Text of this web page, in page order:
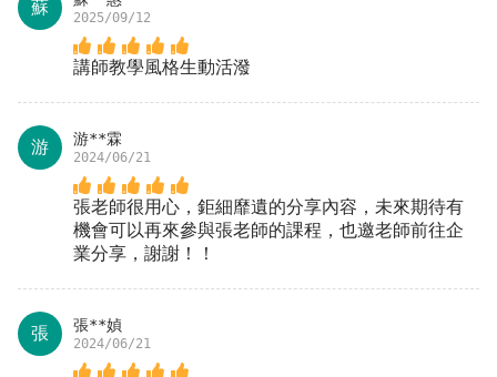
蘇 2025/09/12
講師教學風格生動活潑
游 游**霖
2024/06/21
張老師很用心，鉅細靡遺的分享內容，未來期待有
機會可以再來參與張老師的課程，也邀老師前往企
業分享，謝謝！！
張 張**媜
2024/06/21